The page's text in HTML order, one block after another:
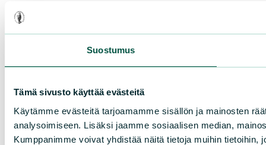
Suostumus
Tämä sivusto käyttää evästeitä
Käytämme evästeitä tarjoamamme sisällön ja mainosten
analysoimiseen. Lisäksi jaamme sosiaalisen median,
Kumppanimme voivat yhdistää näitä tietoja muihin tietoihin,